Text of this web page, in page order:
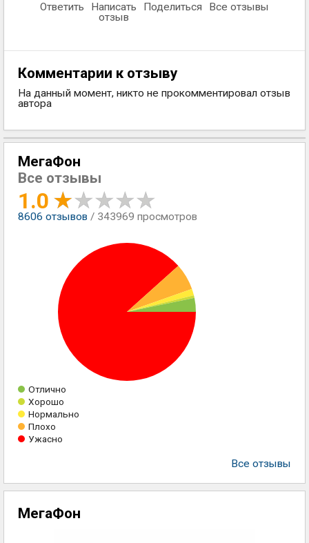
Ответить
Написать
отзыв
Поделиться Все отзывы
Комментарии к отзыву
На данный момент, никто не прокомментировал отзыв
автора
МегаФон
Все отзывы
1.0
8606 отзывов / 343969 просмотров
Отлично
Хорошо
Нормально
Плохо
Ужасно
Все отзывы
МегаФон